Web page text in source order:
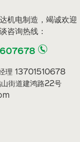
机电制造，竭诚欢迎
咨询热线：
理 13701510678
街道建鸿路22号